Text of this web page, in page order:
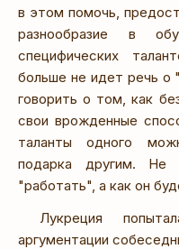
в этом помочь,
разнообразие в
специфических
больше не идет речь о
говорить о том, как
свои врожденные
таланты одного
подарка другим.
"работать", а как он
Лукреция
аргументации